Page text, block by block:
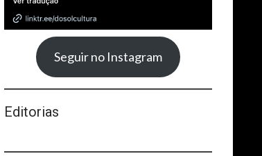
Seguir no Instagram
Editorias